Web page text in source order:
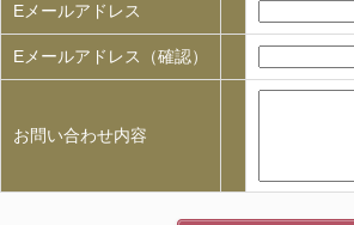
Eメールアドレス
Eメールアドレス（確認）
お問い合わせ内容